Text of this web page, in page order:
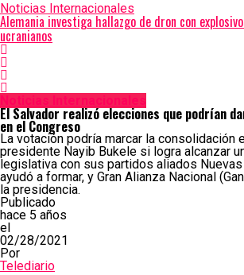
Noticias Internacionales
Alemania investiga hallazgo de dron con
ucranianos
Noticias Internacionales
El Salvador realizó elecciones que podrían
en el Congreso
La votación podría marcar la consolidación
presidente Nayib Bukele si logra alcanzar
legislativa con sus partidos aliados
ayudó a formar, y Gran Alianza Nacional
la presidencia.
Publicado
hace 5 años
el
02/28/2021
Por
Telediario